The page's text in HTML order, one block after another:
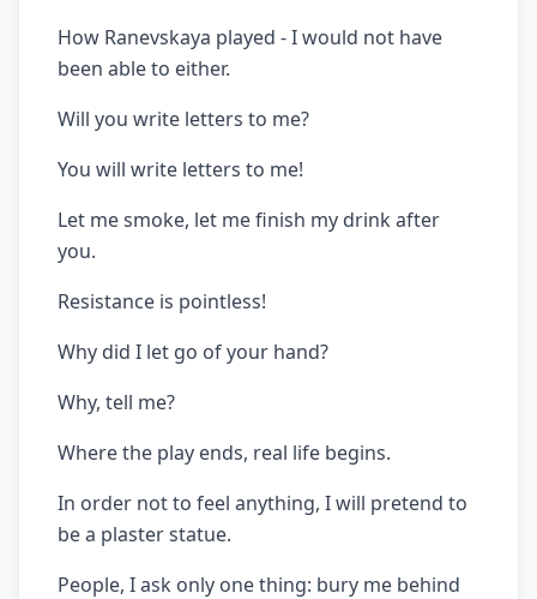
How Ranevskaya played - I would not have
been able to either.
Will you write letters to me?
You will write letters to me!
Let me smoke, let me finish my drink after
you.
Resistance is pointless!
Why did I let go of your hand?
Why, tell me?
Where the play ends, real life begins.
In order not to feel anything, I will pretend to
be a plaster statue.
People, I ask only one thing: bury me behind